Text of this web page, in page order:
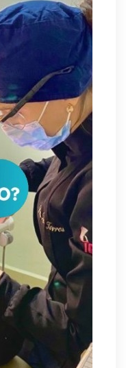
o Wi-Fi em
clientes
da 1ª Região
para o
A
públicos
ação contra
pré-histórico